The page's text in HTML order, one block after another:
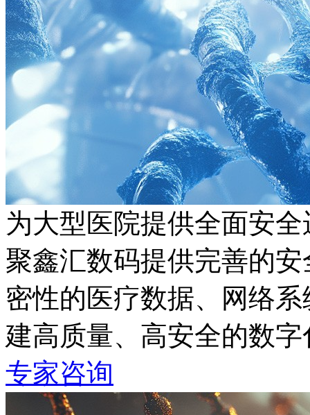
为大型医院提供全面安
聚鑫汇数码提供完善的安
密性的医疗数据、网络
建高质量、高安全的数
专家咨询